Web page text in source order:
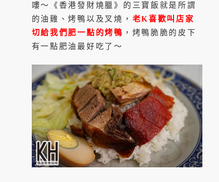
嘍～《香港發財燒臘》的三寶飯就是所謂
的油雞、烤鴨以及叉燒， 老K喜歡叫店家
切給我們肥一點的烤鴨 ，烤鴨脆脆的皮下
有一點肥油最好吃了～